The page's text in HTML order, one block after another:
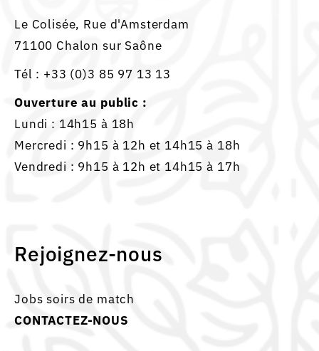
Le Colisée, Rue d'Amsterdam
71100 Chalon sur Saône
Tél : +33 (0)3 85 97 13 13
Ouverture au public :
Lundi : 14h15 à 18h
Mercredi : 9h15 à 12h et 14h15 à 18h
Vendredi : 9h15 à 12h et 14h15 à 17h
Rejoignez-nous
Jobs soirs de match
CONTACTEZ-NOUS